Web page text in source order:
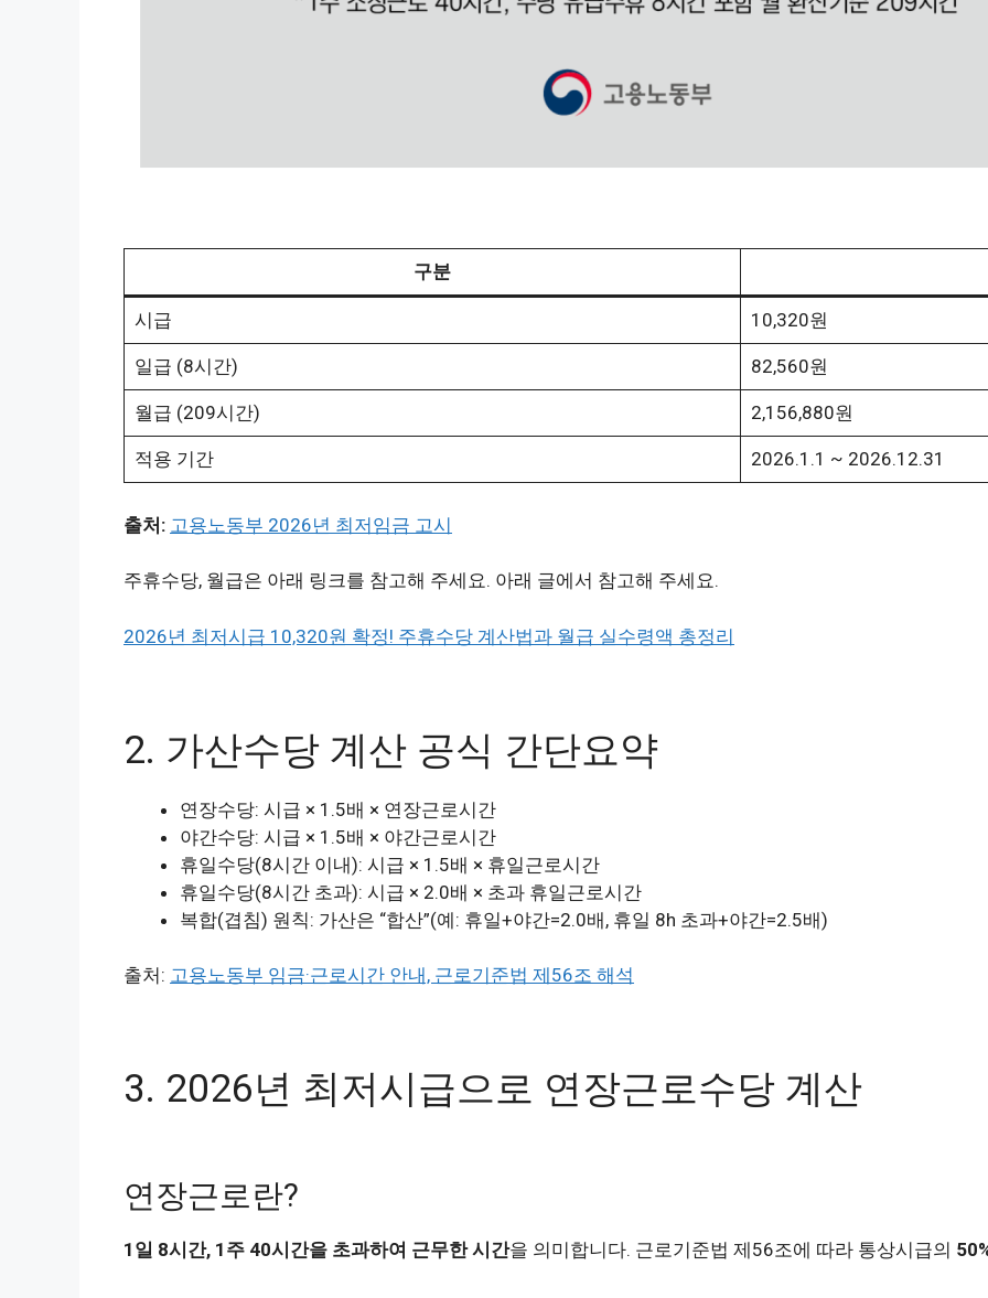
구분
시급 10,320원
일급 (8시간) 82,560원
월급 (209시간) 2,156,880원
적용 기간 2026.1.1 ~ 2026.12.31
출처: 고용노동부 2026년 최저임금 고시
주휴수당, 월급은 아래 링크를 참고해 주세요. 아래 글에서 참고해 주세요.
2026년 최저시급 10,320원 확정! 주휴수당 계산법과 월급 실수령액 총정리
2. 가산수당 계산 공식 간단요약
연장수당: 시급 × 1.5배 × 연장근로시간
야간수당: 시급 × 1.5배 × 야간근로시간
휴일수당(8시간 이내): 시급 × 1.5배 × 휴일근로시간
휴일수당(8시간 초과): 시급 × 2.0배 × 초과 휴일근로시간
복합(겹침) 원칙: 가산은 “합산”(예: 휴일+야간=2.0배, 휴일 8h 초과+야간=2.5배)
출처: 고용노동부 임금·근로시간 안내, 근로기준법 제56조 해석
3. 2026년 최저시급으로 연장근로수당 계산
연장근로란?
1일 8시간, 1주 40시간을 초과하여 근무한 시간을 의미합니다. 근로기준법 제56조에 따라 통상시급의